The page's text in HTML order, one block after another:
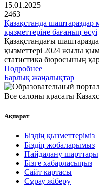
15.01.2025
2463
Қазақстанда
қызметтеріне бағаның өсуі
Қазақстандағы
қызметтері 2024 жылы
статистика бюросының
Подробнее
Барлық жаңалықтар
Все салоны красаты
Ақпарат
Біздің қызметтеріміз
Біздің жобаларымыз
Пайдалану шарттары
Бізге хабарласыңыз
Сайт картасы
Сұрау жіберу